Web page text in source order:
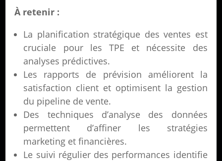
À retenir :
La planification stratégique des ventes est
cruciale pour les TPE et nécessite des
analyses prédictives.
Les rapports de prévision améliorent la
satisfaction client et optimisent la gestion
du pipeline de vente.
Des techniques d’analyse des données
permettent d’affiner les stratégies
marketing et financières.
Le suivi régulier des performances identifie